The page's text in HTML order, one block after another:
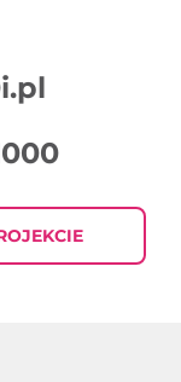
w Digital